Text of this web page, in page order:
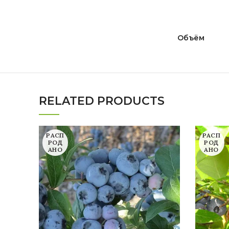
Объём
RELATED PRODUCTS
РАСП
РОД
АНО
РАСП
РОД
АНО